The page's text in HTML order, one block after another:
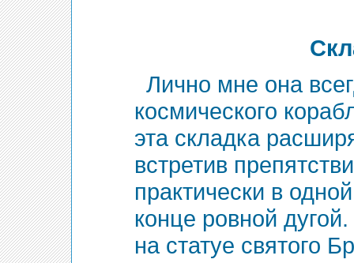
Лично мне она
космического
эта складка
встретив
практически в
конце ровной
на статуе святого